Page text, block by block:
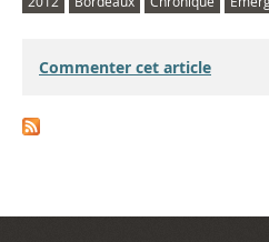
Commenter cet article